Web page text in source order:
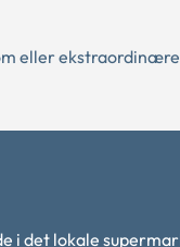
eller ekstraordinære
i det lokale